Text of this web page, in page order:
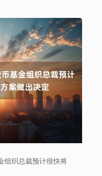
组织总裁预计很快将